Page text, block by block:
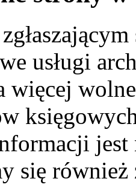
usługi
więcej
jest
się